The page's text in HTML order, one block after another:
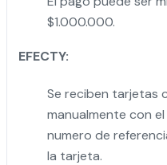
$1.000.000.
EFECTY:
Se reciben tarjetas
manualmente con
numero de
la tarjeta.